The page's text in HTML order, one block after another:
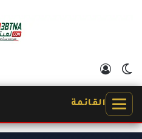
الوضع المظلم
القائمة